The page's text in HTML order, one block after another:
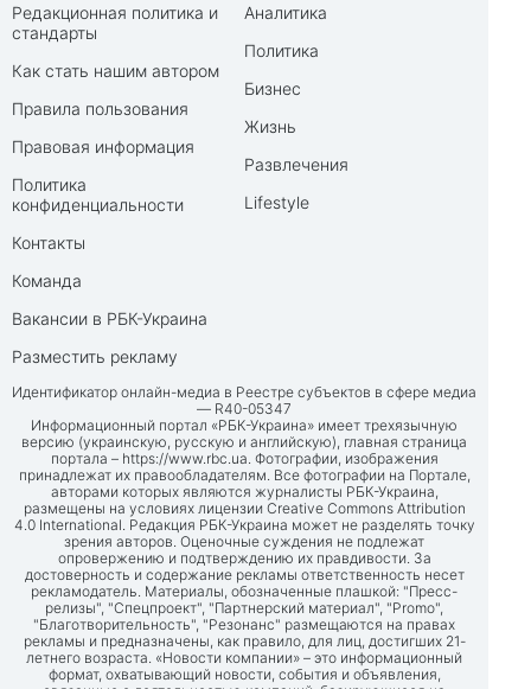
Редакционная политика и
стандарты
Как стать нашим автором
Правила пользования
Правовая информация
Политика
конфиденциальности
Контакты
Команда
Вакансии в РБК-Украина
Разместить рекламу
Аналитика
Политика
Бизнес
Жизнь
Развлечения
Lifestyle
Идентификатор онлайн-медиа в Реестре субъектов в сфере медиа
— R40-05347
Информационный портал «РБК-Украина» имеет трехязычную
версию (украинскую, русскую и английскую), главная страница
портала – https://www.rbc.ua . Фотографии, изображения
принадлежат их правообладателям. Все фотографии на Портале,
авторами которых являются журналисты РБК-Украина,
размещены на условиях лицензии Creative Commons Attribution
4.0 International. Редакция РБК-Украина может не разделять точку
зрения авторов. Оценочные суждения не подлежат
опровержению и подтверждению их правдивости. За
достоверность и содержание рекламы ответственность несет
рекламодатель. Материалы, обозначенные плашкой: "Пресс-
релизы", "Спецпроект", "Партнерский материал", "Promo",
"Благотворительность", "Резонанс" размещаются на правах
рекламы и предназначены, как правило, для лиц, достигших 21-
летнего возраста. «Новости компании» – это информационный
формат, охватывающий новости, события и объявления,